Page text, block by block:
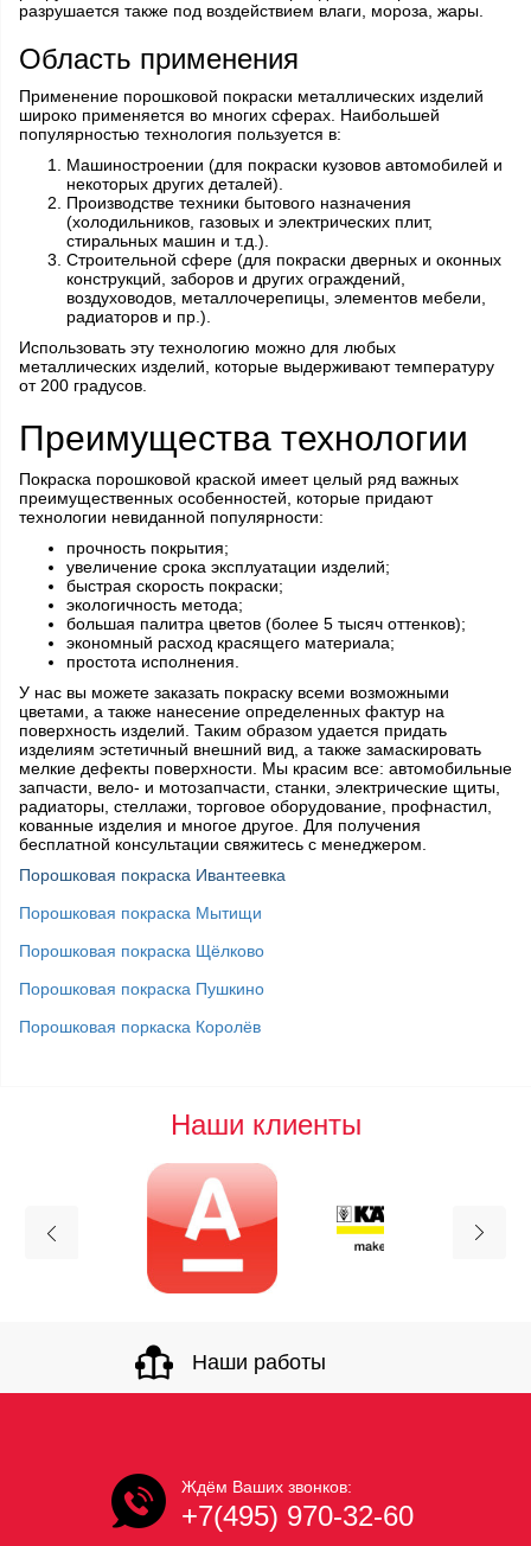
разрушается также под воздействием влаги, мороза, жары.
Область применения
Применение порошковой покраски металлических изделий
широко применяется во многих сферах. Наибольшей
популярностью технология пользуется в:
Машиностроении (для покраски кузовов автомобилей и
некоторых других деталей).
Производстве техники бытового назначения
(холодильников, газовых и электрических плит,
стиральных машин и т.д.).
Строительной сфере (для покраски дверных и оконных
конструкций, заборов и других ограждений,
воздуховодов, металлочерепицы, элементов мебели,
радиаторов и пр.).
Использовать эту технологию можно для любых
металлических изделий, которые выдерживают температуру
от 200 градусов.
Преимущества технологии
Покраска порошковой краской имеет целый ряд важных
преимущественных особенностей, которые придают
технологии невиданной популярности:
прочность покрытия;
увеличение срока эксплуатации изделий;
быстрая скорость покраски;
экологичность метода;
большая палитра цветов (более 5 тысяч оттенков);
экономный расход красящего материала;
простота исполнения.
У нас вы можете заказать покраску всеми возможными
цветами, а также нанесение определенных фактур на
поверхность изделий. Таким образом удается придать
изделиям эстетичный внешний вид, а также замаскировать
мелкие дефекты поверхности. Мы красим все: автомобильные
запчасти, вело- и мотозапчасти, станки, электрические щиты,
радиаторы, стеллажи, торговое оборудование, профнастил,
кованные изделия и многое другое. Для получения
бесплатной консультации свяжитесь с менеджером.
Порошковая покраска Ивантеевка
Порошковая покраска Мытищи
Порошковая покраска Щёлково
Порошковая покраска Пушкино
Порошковая поркаска Королёв
Наши клиенты
Наши работы
Ждём Ваших звонков:
+7(495) 970-32-60